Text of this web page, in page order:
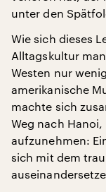
unter den
Wie sich dieses
Alltagskultur
Westen nur
amerikanische
machte sich
Weg nach
aufzunehmen:
sich mit dem